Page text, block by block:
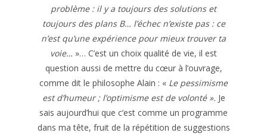
problème : il y a toujours des solutions et
toujours des plans B… l’échec n’existe pas : ce
n’est qu’une expérience pour mieux trouver ta
voie… »… C’est un choix qualité de vie, il est
question aussi de mettre du cœur à l’ouvrage,
comme dit le philosophe Alain : « Le pessimisme
est d’humeur ; l’optimisme est de volonté ». Je
sais aujourd’hui que c’est comme un programme
dans ma tête, fruit de la répétition de suggestions